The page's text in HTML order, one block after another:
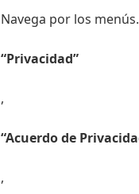
Navega por los
“Privacidad”
,
“Acuerdo de
,